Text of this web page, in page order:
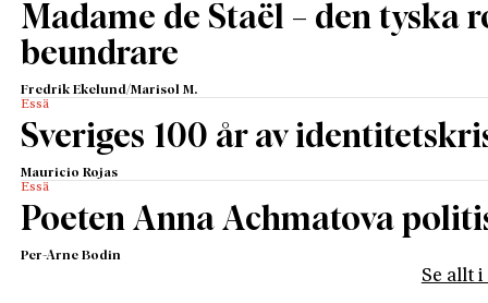
Madame de Staël – den tyska
beundrare
Fredrik Ekelund/Marisol M.
Essä
Sveriges 100 år av
Mauricio Rojas
Essä
Poeten Anna Achmatova
Per-Arne Bodin
Se allt i